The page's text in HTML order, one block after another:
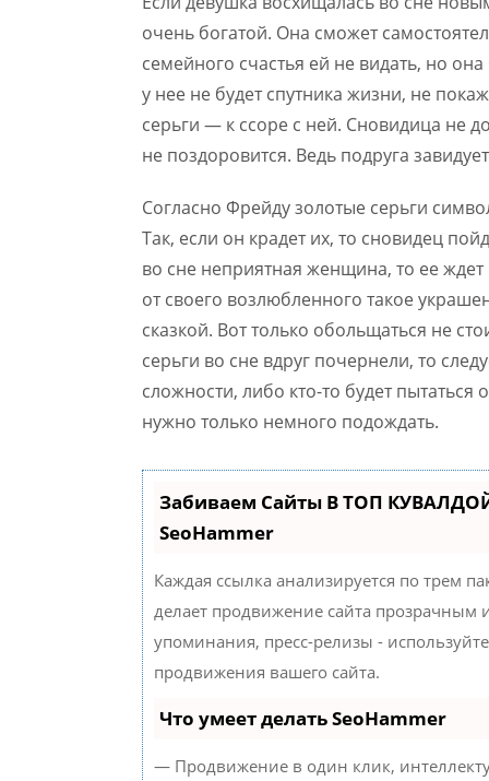
очень богатой. Она сможет
семейного счастья ей не видать, но
у нее не будет спутника жизни, не
серьги — к ссоре с ней. Сновидица не
не поздоровится. Ведь подруга
Согласно Фрейду золотые серьги
Так, если он крадет их, то сновидец
во сне неприятная женщина, то ее
от своего возлюбленного такое
сказкой. Вот только обольщаться не
серьги во сне вдруг почернели, то
сложности, либо кто-то будет
нужно только немного подождать.
Забиваем Сайты В ТОП
SeoHammer
Каждая ссылка анализируется по трем
делает продвижение сайта прозрачным
упоминания, пресс-релизы -
продвижения вашего сайта.
Что умеет делать SeoHammer
— Продвижение в один клик,